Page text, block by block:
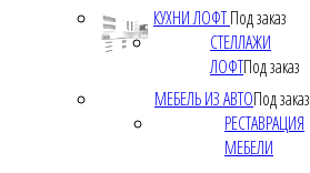
КУХНИ ЛОФТПод заказ
СТЕЛЛАЖИ
ЛОФТПод заказ
МЕБЕЛЬ ИЗ АВТОПод заказ
РЕСТАВРАЦИЯ
МЕБЕЛИ